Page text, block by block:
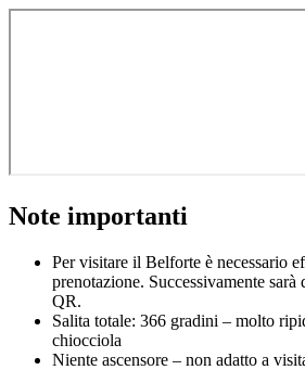
Note importanti
Per visitare il Belforte è necessario
prenotazione. Successivamente
QR.
Salita totale: 366 gradini – molto
chiocciola
Niente ascensore – non adatto a